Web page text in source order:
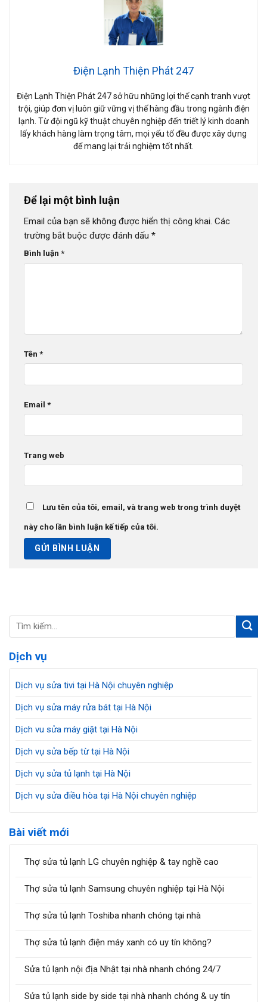
Điện Lạnh Thiện Phát 247
Điện Lạnh Thiện Phát 247 sở hữu những lợi thế cạnh tranh vượt
trội, giúp đơn vị luôn giữ vững vị thế hàng đầu trong ngành điện
lạnh. Từ đội ngũ kỹ thuật chuyên nghiệp đến triết lý kinh doanh
lấy khách hàng làm trọng tâm, mọi yếu tố đều được xây dựng
để mang lại trải nghiệm tốt nhất.
Để lại một bình luận
Email của bạn sẽ không được hiển thị công khai. Các
trường bắt buộc được đánh dấu *
Bình luận *
Tên *
Email *
Trang web
Lưu tên của tôi, email, và trang web trong trình duyệt
này cho lần bình luận kế tiếp của tôi.
Dịch vụ
Dịch vụ sửa tivi tại Hà Nội chuyên nghiệp
Dịch vụ sửa máy rửa bát tại Hà Nội
Dịch vu sửa máy giặt tại Hà Nội
Dịch vụ sửa bếp từ tại Hà Nội
Dịch vụ sửa tủ lạnh tại Hà Nội
Dịch vụ sửa điều hòa tại Hà Nội chuyên nghiệp
Bài viết mới
Thợ sửa tủ lạnh LG chuyên nghiệp & tay nghề cao
Thợ sửa tủ lạnh Samsung chuyên nghiệp tại Hà Nội
Thợ sửa tủ lạnh Toshiba nhanh chóng tại nhà
Thợ sửa tủ lạnh điện máy xanh có uy tín không?
Sửa tủ lạnh nội địa Nhật tại nhà nhanh chóng 24/7
Sửa tủ lạnh side by side tại nhà nhanh chóng & uy tín